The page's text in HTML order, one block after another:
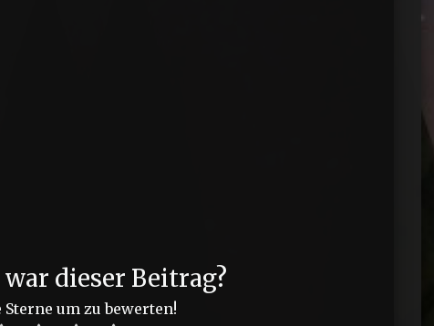
dieser Beitrag?
um zu bewerten!